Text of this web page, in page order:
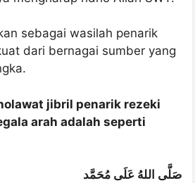
sebagai wasilah penarik
dari bernagai sumber yang
jibril penarik rezeki
arah adalah seperti
صَلَّى اللهُ عَلَى مُحَمَّد